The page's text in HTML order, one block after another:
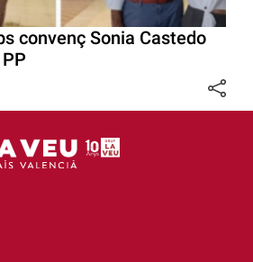
convenç Sonia Castedo